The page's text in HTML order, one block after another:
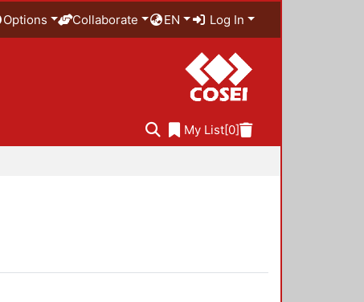
Options Collaborate EN Log In
My List[0]